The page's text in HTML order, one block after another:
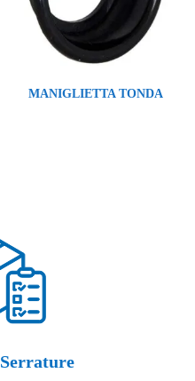
MANIGLIETTA TONDA
Serrature